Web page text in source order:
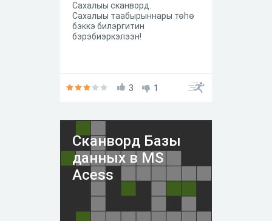
Сахалыы сканворд.
Сахалыы таабырыннары төhө
бэккэ билэргитин
бэрэбиэркэлээн!
3 1
Сканворд Базы
данных в MS
Acess